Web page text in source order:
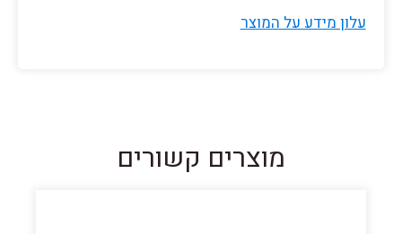
עלון מידע על המוצר
מוצרים קשורים